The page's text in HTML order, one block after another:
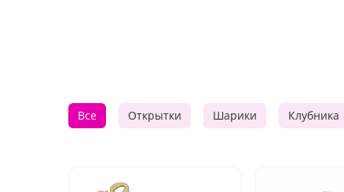
Все Открытки Шарики Клубника